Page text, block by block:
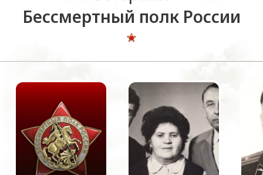
Бессмертный полк России